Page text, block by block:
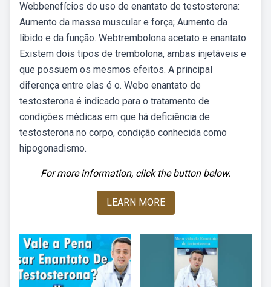
Webbenefícios do uso de enantato de testosterona:
Aumento da massa muscular e força; Aumento da
libido e da função. Webtrembolona acetato e enantato.
Existem dois tipos de trembolona, ambas injetáveis e
que possuem os mesmos efeitos. A principal
diferença entre elas é o. Webo enantato de
testosterona é indicado para o tratamento de
condições médicas em que há deficiência de
testosterona no corpo, condição conhecida como
hipogonadismo.
For more information, click the button below.
LEARN MORE